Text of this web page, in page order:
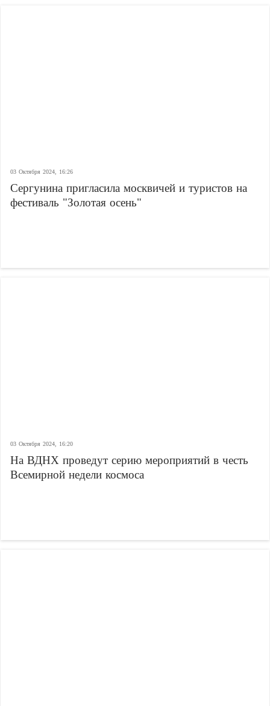
03 Октября 2024, 16:26
Сергунина пригласила москвичей и туристов на
фестиваль "Золотая осень"
03 Октября 2024, 16:20
На ВДНХ проведут серию мероприятий в честь
Всемирной недели космоса